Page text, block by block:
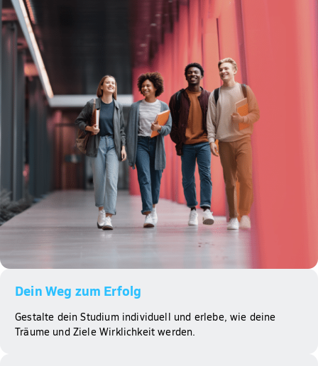
Dein Weg zum Erfolg​
Gestalte dein Studium individuell und erlebe, wie deine
Träume und Ziele Wirklichkeit werden.